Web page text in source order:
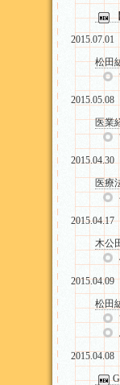
2015.07.01
松田
2015.05.08
医業
2015.04.30
医療
2015.04.17
木公
2015.04.09
松田
2015.04.08